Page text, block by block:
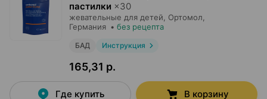
пастилки ×30
жевательные для детей, Ортомол
Германия • без рецепта
БАД Инструкция
165,31 р.
Где купить В корзину